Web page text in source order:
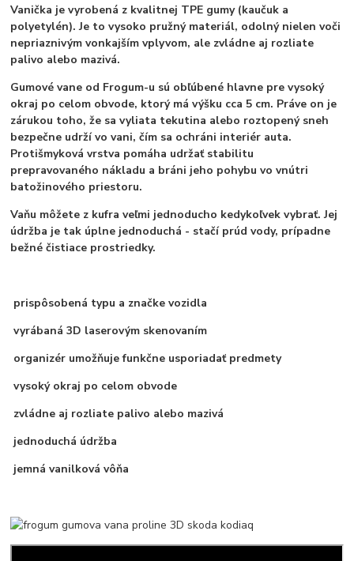
Vanička je vyrobená z kvalitnej TPE gumy (kaučuk a
polyetylén). Je to vysoko pružný materiál, odolný nielen voči
nepriaznivým vonkajším vplyvom, ale zvládne aj rozliate
palivo alebo mazivá.
Gumové vane od Frogum-u sú obľúbené hlavne pre vysoký
okraj po celom obvode, ktorý má výšku cca 5 cm. Práve on je
zárukou toho, že sa vyliata tekutina alebo roztopený sneh
bezpečne udrží vo vani, čím sa ochráni interiér auta.
Protišmyková vrstva pomáha udržať stabilitu
prepravovaného nákladu a bráni jeho pohybu vo vnútri
batožinového priestoru.
Vaňu môžete z kufra veľmi jednoducho kedykoľvek vybrať. Jej
údržba je tak úplne jednoduchá - stačí prúd vody, prípadne
bežné čistiace prostriedky.
prispôsobená typu a značke vozidla
vyrábaná 3D laserovým skenovaním
organizér umožňuje funkčne usporiadať predmety
vysoký okraj po celom obvode
zvládne aj rozliate palivo alebo mazivá
jednoduchá údržba
jemná vanilková vôňa